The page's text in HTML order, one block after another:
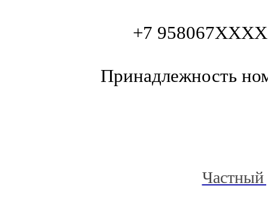
+7 958067XXXX
Принадлежность
Частный